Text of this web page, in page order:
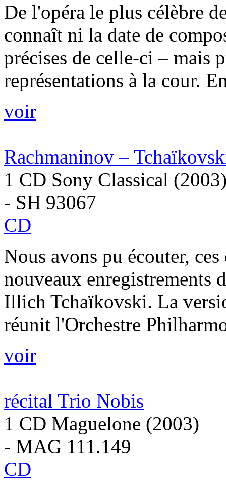
De l'opéra le plus célèbre
connaît ni la date de
précises de celle-ci – mais
représentations à la cour.
voir
Rachmaninov –
1 CD Sony Classical
- SH 93067
CD
Nous avons pu écouter,
nouveaux enregistrements
Illich Tchaïkovski. La
réunit l'Orchestre
voir
récital Trio Nobis
1 CD Maguelone (2003)
- MAG 111.149
CD